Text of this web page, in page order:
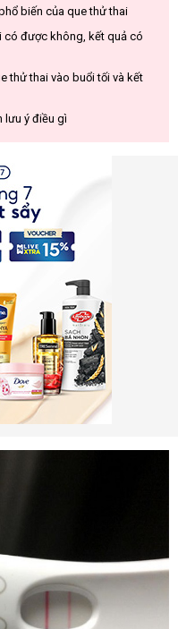
biến của que thử thai
có được không, kết quả có
thử thai vào buổi tối và kết
lưu ý điều gì